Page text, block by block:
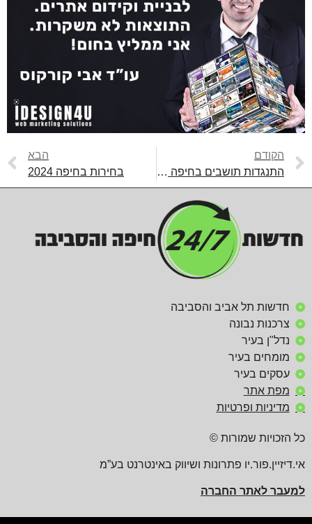
הקודם
התנגדות תושבים בחיפה נגד תוכניות בנייה: חשש להשפעה על תווי השכונה הירוקה
הבא
בחירות בחיפה 2024
חדשות תל אביב והסביבה
צרכנות נבונה
נדל"ן בעיר
מומחים בעיר
עסקים בעיר
מפת אתר
מדיניות ופרטיות
כל הזכויות שמורות ©
אי.דיזיין.פור.יו פתרונות ושיווק באינטרנט בע”מ
למעבר לאתר החברה